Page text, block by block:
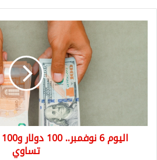
ليرة
تساوي